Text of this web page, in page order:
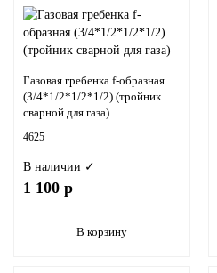
Газовая гребенка f-образная
(3/4*1/2*1/2*1/2) (тройник
сварной для газа)
4625
В наличии ✓
1 100 р
В корзину